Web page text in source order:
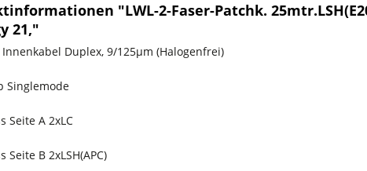
"LWL-2-Faser-Patchk.
21,"
Duplex, 9/125µm (Halogenfrei)
Singlemode
Seite A 2xLC
Seite B 2xLSH(APC)